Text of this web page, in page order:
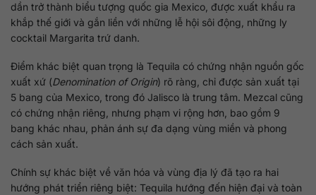
dần trở thành biểu tượng quốc gia Mexico, được xuất khẩu ra
khắp thế giới và gắn liền với những lễ hội sôi động, những ly
cocktail Margarita trứ danh.
Điểm khác biệt quan trọng là Tequila có chứng nhận nguồn gốc
xuất xứ (Denomination of Origin) rõ ràng, chỉ được sản xuất tại
5 bang của Mexico, trong đó Jalisco là trung tâm. Mezcal cũng
có chứng nhận riêng, nhưng phạm vi rộng hơn, bao gồm 9
bang khác nhau, phản ánh sự đa dạng vùng miền và phong
cách sản xuất.
Chính sự khác biệt về văn hóa và vùng địa lý đã tạo ra hai
hướng phát triển riêng biệt: Tequila hướng đến hiện đại và toàn